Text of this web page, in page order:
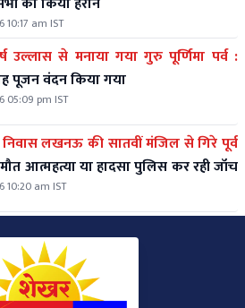
10:17 am IST
बड़े ही हर्ष उल्लास से मनाया गया गुरु पूर्णिमा पर्व :
पूजन वंदन किया गया
05:09 pm IST
लखनऊ की सातवीं मंजिल से गिरे पूर्व
आत्महत्या या हादसा पुलिस कर रही जॉच
10:20 am IST